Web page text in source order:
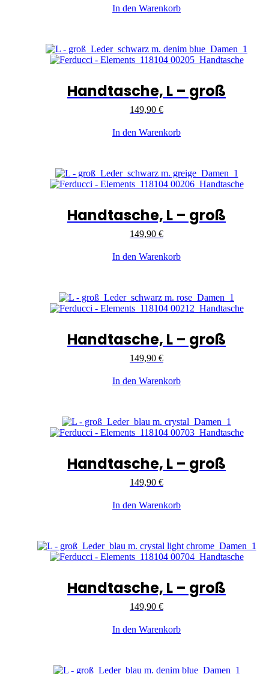
In den Warenkorb
Handtasche, L – groß
149,90 €
In den Warenkorb
Handtasche, L – groß
149,90 €
In den Warenkorb
Handtasche, L – groß
149,90 €
In den Warenkorb
Handtasche, L – groß
149,90 €
In den Warenkorb
Handtasche, L – groß
149,90 €
In den Warenkorb